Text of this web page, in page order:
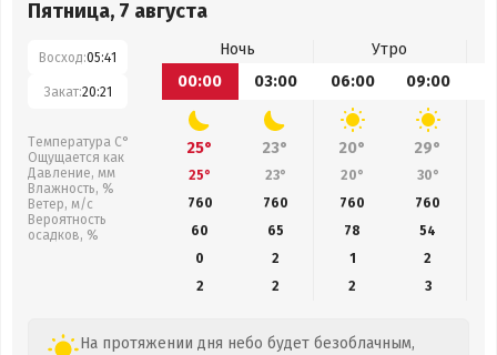
Пятница, 7 августа
Восход:05:41
Закат:20:21
Температура С°
Ощущается как
Давление, мм
Влажность, %
Ветер, м/с
Вероятность
осадков, %
Ночь
Утро
00:00
03:00 06:00 09:00
25° 23° 20° 29°
25° 23° 20° 30°
760
760 760 760
60
65 78 54
0
2 1
2
2
2 2 3
На протяжении дня небо будет безоблачным,